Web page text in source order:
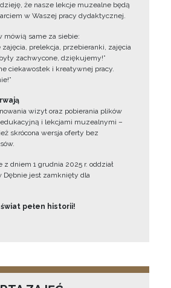
że nasze lekcje muzealne będą
w Waszej pracy dydaktycznej.
mówią same za siebie:
prelekcja, przebieranki, zajęcia
zachwycone, dziękujemy!”
ciekawostek i kreatywnej pracy.
wizyt oraz pobierania plików
edukacyjną i lekcjami muzealnymi –
skrócona wersja oferty bez
z dniem 1 grudnia 2025 r. oddział
jest zamknięty dla
pełen historii!